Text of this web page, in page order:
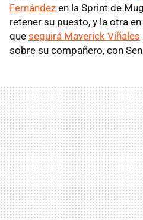
Fernández en la Sprint de
retener su puesto, y la otra
que seguirá Maverick Viñales
sobre su compañero, con